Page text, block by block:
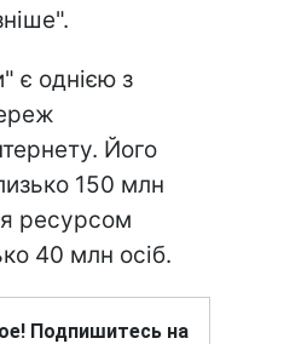
є однією з
Його
150 млн
ресурсом
40 млн осіб.
Подпишитесь на